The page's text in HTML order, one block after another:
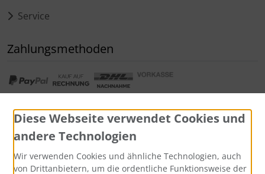
Service
Zahlungsmethoden
Widerrufsformular
Diese Webseite verwendet Cookies und
andere Technologien
Wir verwenden Cookies und ähnliche Technologien, auch
von Drittanbietern, um die ordentliche Funktionsweise der